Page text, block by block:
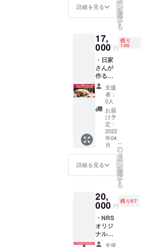
表示 ・
CAMPa
session
Hazy ・
名 麦
芽、小
麦麦
芽、
オーツ
麦、
ホッ
プ、酵
母 ・原
料原産
地 カ
ナダ産
内容
量
方法
冷蔵5-
添加物
表示
なし ・
後、ご
にてお
知らせ
いたし
ます。
新工場
住所 〒
411-
0824 静
岡県三
島市長
伏149
Roots
Studio
で初仕
ビール
はクラ
ウド
ファン
ディン
グ限
定！！
500ml6
缶セッ
ト！ ス
タイル
はHazy
IPA最高
Hoppy
なビー
場ナ
チュラ
ルルー
ツスタ
ジオで
初めて
作った
詳細を見る ー
ン
を
選
択
す
る
17,
000 円
残り
100
・日家
さんが
作る三
島豚の
スペア
リブ2本
・
CAMPa
Sesson
Hazy 4
缶 三島
の酒
屋、日
家さん
が作ら
島豚の
スペア
リブ2本
を真空
パック
に！ 更
に伊豆
支援
者：
0人
お届
け予
定：
2022
年04
月
詳細を見る
こ
の
リ
タ
ー
ン
を
選
択
す
る
20,
000 円
残り97
・NRS
オリジ
ナルグ
ラウ支援